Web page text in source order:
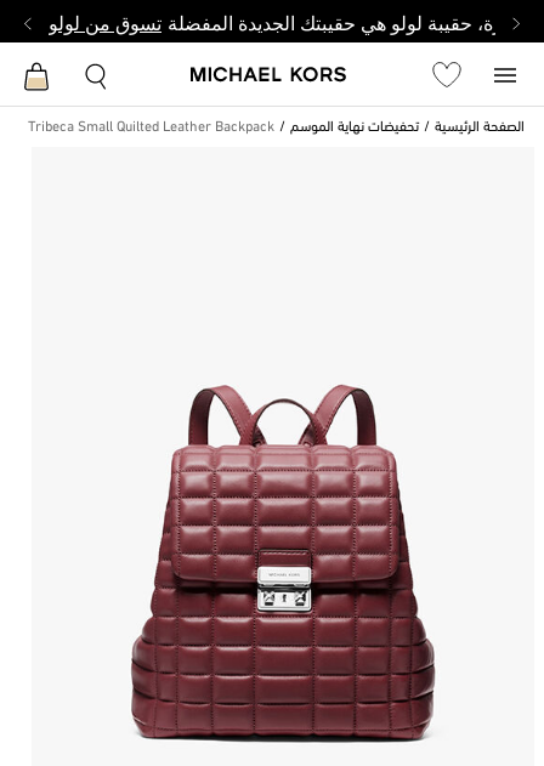
وصغيرة، حقيبة لولو هي حقيبتك الجديدة المفضلة تسوق من لولو
الصفحة الرئيسية تحفيضات نهاية الموسم Tribeca Small Quilted Leather Backpack